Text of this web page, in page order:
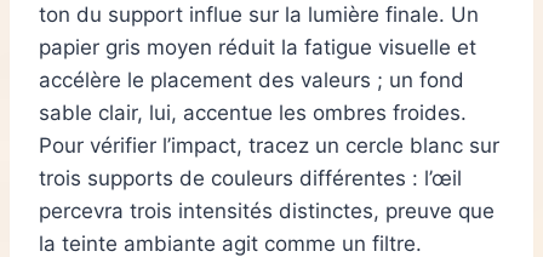
ton du support influe sur la lumière finale. Un
papier gris moyen réduit la fatigue visuelle et
accélère le placement des valeurs ; un fond
sable clair, lui, accentue les ombres froides.
Pour vérifier l’impact, tracez un cercle blanc sur
trois supports de couleurs différentes : l’œil
percevra trois intensités distinctes, preuve que
la teinte ambiante agit comme un filtre.